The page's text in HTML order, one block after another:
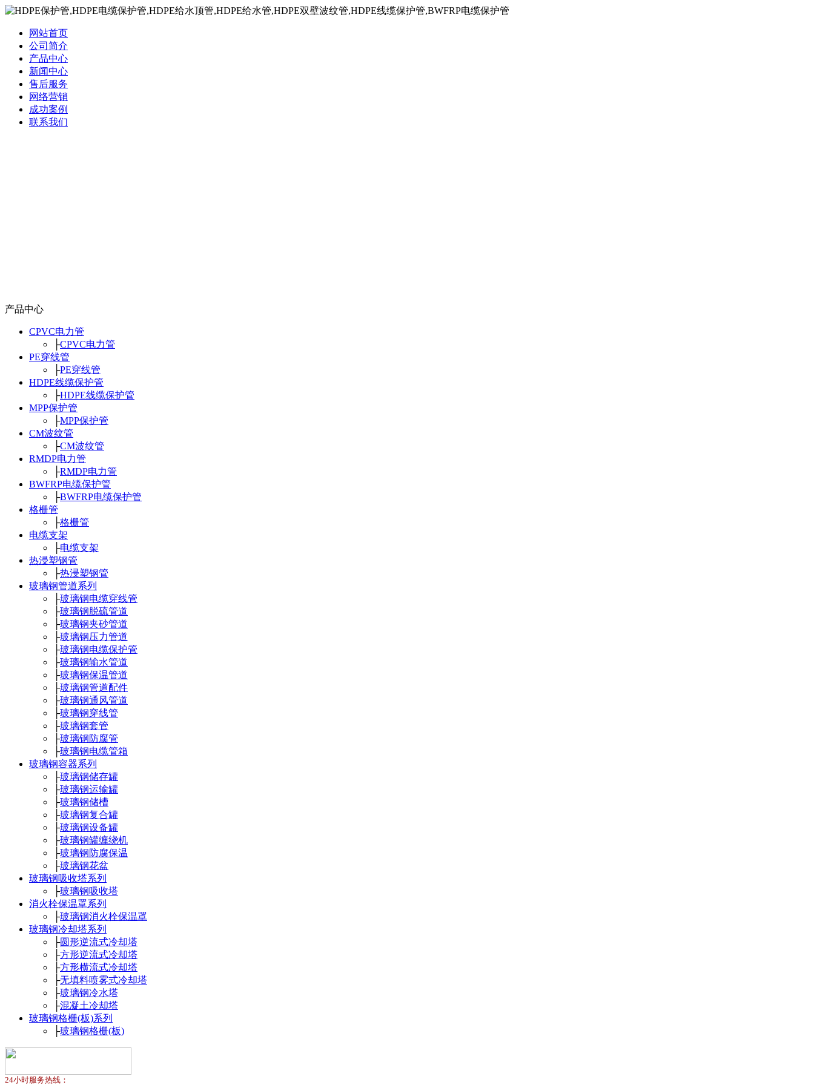
网站首页
公司简介
产品中心
新闻中心
售后服务
网络营销
成功案例
联系我们
产品中心
CPVC电力管
├CPVC电力管
PE穿线管
├PE穿线管
HDPE线缆保护管
├HDPE线缆保护管
MPP保护管
├MPP保护管
CM波纹管
├CM波纹管
RMDP电力管
├RMDP电力管
BWFRP电缆保护管
├BWFRP电缆保护管
格栅管
├格栅管
电缆支架
├电缆支架
热浸塑钢管
├热浸塑钢管
玻璃钢管道系列
├玻璃钢电缆穿线管
├玻璃钢脱硫管道
├玻璃钢夹砂管道
├玻璃钢压力管道
├玻璃钢电缆保护管
├玻璃钢输水管道
├玻璃钢保温管道
├玻璃钢管道配件
├玻璃钢通风管道
├玻璃钢穿线管
├玻璃钢套管
├玻璃钢防腐管
├玻璃钢电缆管箱
玻璃钢容器系列
├玻璃钢储存罐
├玻璃钢运输罐
├玻璃钢储槽
├玻璃钢复合罐
├玻璃钢设备罐
├玻璃钢罐缠绕机
├玻璃钢防腐保温
├玻璃钢花盆
玻璃钢吸收塔系列
├玻璃钢吸收塔
消火栓保温罩系列
├玻璃钢消火栓保温罩
玻璃钢冷却塔系列
├圆形逆流式冷却塔
├方形逆流式冷却塔
├方形横流式冷却塔
├无填料喷雾式冷却塔
├玻璃钢冷水塔
├混凝土冷却塔
玻璃钢格栅(板)系列
├玻璃钢格栅(板)
24小时服务热线：